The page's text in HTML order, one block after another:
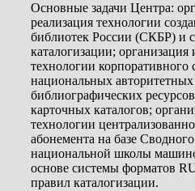
Основные задачи Центра:
реализация технологии
библиотек России (СКБР) и
каталогизации; организация
технологии корпоративного
национальных
библиографических
карточных каталогов;
технологии
абонемента на базе
национальной школы
основе системы форматов
правил каталогизации.